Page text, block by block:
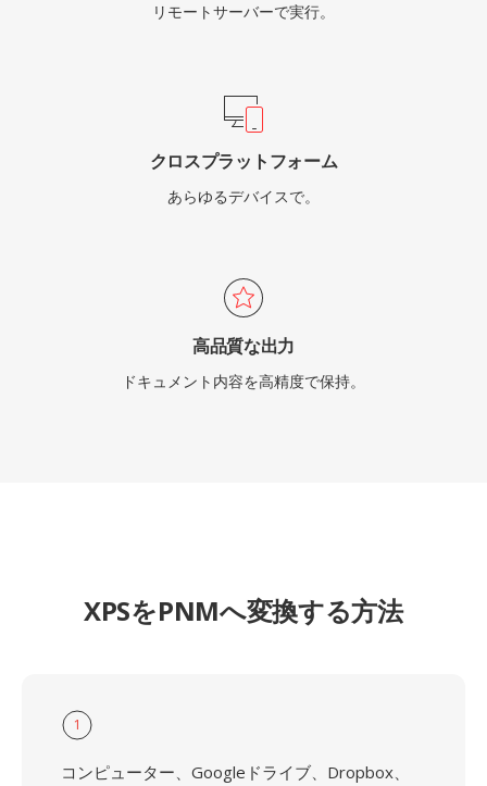
リモートサーバーで実行。
クロスプラットフォーム
あらゆるデバイスで。
高品質な出力
ドキュメント内容を高精度で保持。
XPSをPNMへ変換する方法
1
コンピューター、Googleドライブ、Dropbox、